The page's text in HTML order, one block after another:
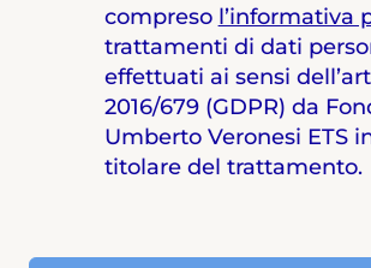
compreso l’informativa
trattamenti di dati
effettuati ai sensi
2016/679 (GDPR) da
Umberto Veronesi ETS
titolare del trattamento.